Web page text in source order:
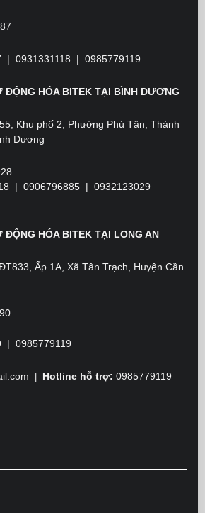
| 0931331118 | 0985779119
ĐỘNG HÓA BITEK TẠI BÌNH DƯƠNG
Khu phố 2, Phường Phú Tân, Thành
Dương
| 0906796885 | 0932123029
ĐỘNG HÓA BITEK TẠI LONG AN
Ấp 1A, Xã Tân Trạch, Huyện Cần
| 0985779119
| Hotline hỗ trợ: 0985779119